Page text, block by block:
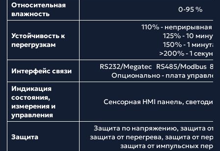
Относительная
влажность
0-95 %
Устойчивость к
перегрузкам
110% - неприрывная
125% - 10 минут;
150% - 1 минута;
>200% - 1
Интерфейс связи
RS232/Megatec RS485/Modbus 8
Опционально - плата
Индикация
состояния,
измерения и
управления
Сенсорная HMI панель,
Защита
Защита по напряжению, защита от
защита от перегрева, защита от
защита от импульсных